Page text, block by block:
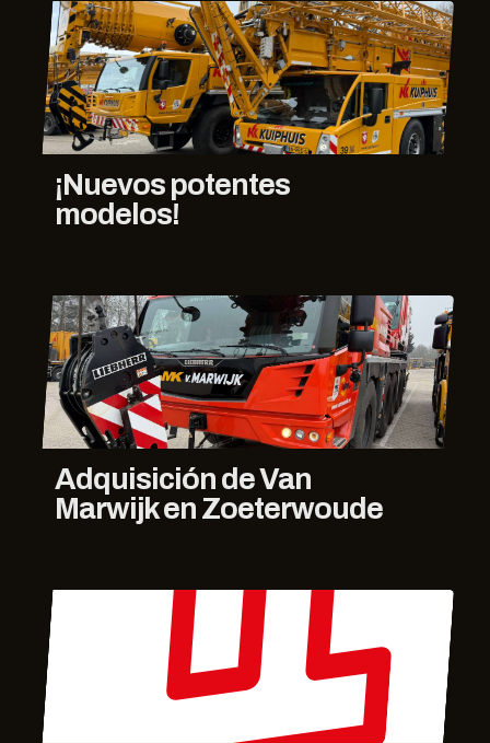
¡Nuevos potentes
modelos!
Adquisición de Van
Marwijk en Zoeterwoude